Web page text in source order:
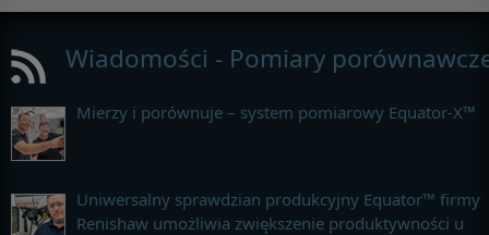
Wiadomości - Pomiary
Mierzy i porównuje – system pomiarowy Equator-X™
Uniwersalny sprawdzian produkcyjny Equator™ firmy
Renishaw umożliwia zwiększenie produktywności u